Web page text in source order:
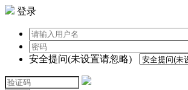
登录
安全提问(未设置请忽略)